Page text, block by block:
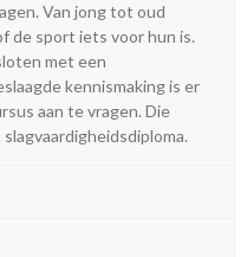
Van jong tot oud
de sport iets voor hun is.
met een
kennismaking is er
aan te vragen. Die